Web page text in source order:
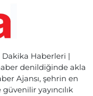
Dakika Haberleri |
denildiğinde akla
Ajansı, şehrin en
yayıncılık